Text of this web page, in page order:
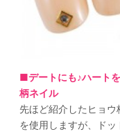
■デートにも♪ハート
柄ネイル
先ほど紹介したヒョ
を使用しますが、ド